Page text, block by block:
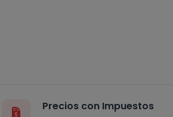
Precios con Impuestos